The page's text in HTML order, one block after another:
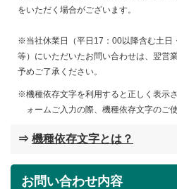
をいただく場合がございます。
※当社休業日（平日17：00以降含む土日
等）にいただいたお問い合わせは、翌営
予めご了承ください。
機種依存文字を利用すると正しく表示
ォームご入力の際、機種依存文字のご
⇒ 機種依存文字とは？
お問い合わせ内容